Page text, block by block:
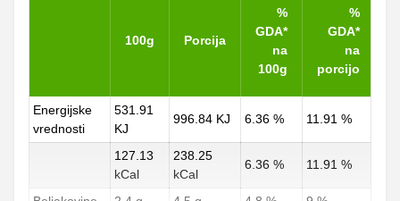
100g Porcija
%
GDA*
na
100g
%
GDA*
na
porcijo
Energijske
vrednosti
531.91
KJ
996.84 KJ 6.36 % 11.91 %
127.13
kCal
238.25
kCal
6.36 % 11.91 %